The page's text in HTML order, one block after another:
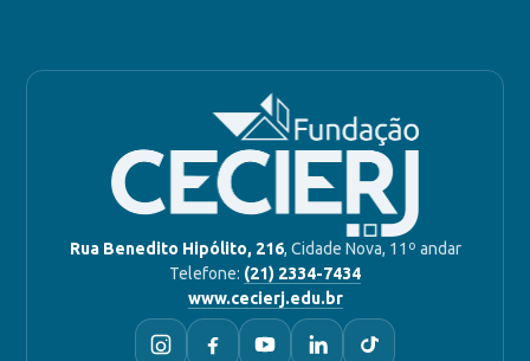
Rua Benedito Hipólito, 216, Cidade Nova, 11º andar
Telefone: (21) 2334-7434
www.cecierj.edu.br